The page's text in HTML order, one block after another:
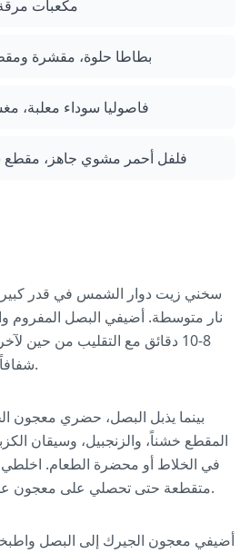
مكعبات
بطاطا حلوة، مقشرة
فاصوليا سوداء معلبة،
فلفل أحمر مشوي جاهز، مقطع
سخني زيت دوار الشمس في قدر كبير
نار متوسطة. أضيفي البصل المفروم
8-10 دقائق مع التقليب من حين
شفافاً دون أن يتغير لونه.
بينما يذبل البصل، حضري معجون
المقطع خشناً، والزنجبيل، وسيقان
في الخلاط أو محضرة الطعام.
متقطعة حتى تحصلي على معجون عطري خشن القوام.